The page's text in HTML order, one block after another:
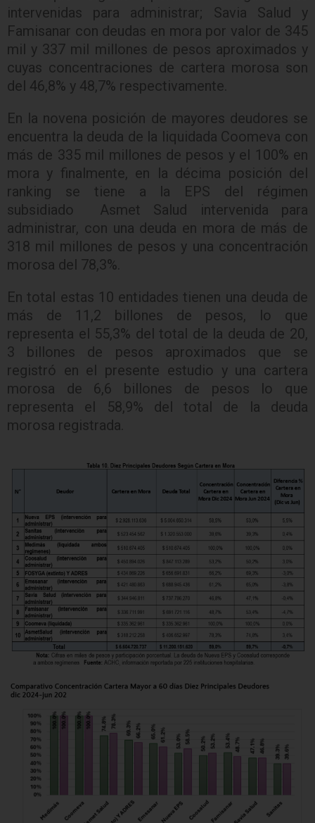
intervenidas para administrar; Savia Salud y
Famisanar con deudas en mora por valor de 345
mil y 337 mil millones de pesos aproximados y
cuyas concentraciones de cartera morosa son
del 46,8% y 48,7% respectivamente.
En la novena posición de mayores deudores se
encuentra la deuda de la liquidada Coomeva con
más de 335 mil millones de pesos y el 100% en
mora y finalmente, en la décima posición del
ranking se tiene a la EPS del régimen
subsidiado Asmet Salud intervenida para
administrar, con una deuda en mora de más de
318 mil millones de pesos y una concentración
morosa del 78,3%.
En total estas 10 entidades tienen una deuda de
más de 11,2 billones de pesos, lo que
representa el 55,3% del total de la deuda de 20,
3 billones de pesos aproximados que se
registró en el presente estudio y una cartera
morosa de 6,6 billones de pesos lo que
representa el 58,9% del total de la deuda
morosa registrada.